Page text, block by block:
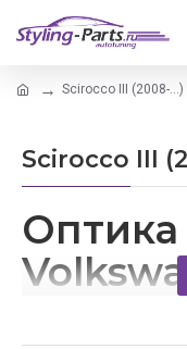
Scirocco III (2008-...)
Scirocco III
Оптика